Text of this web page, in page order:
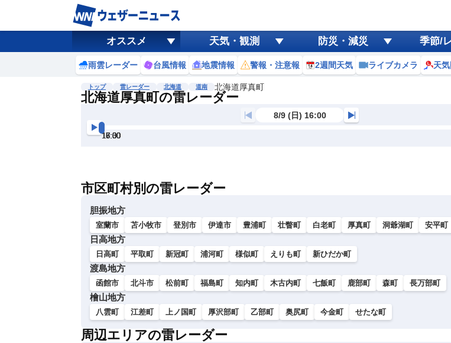
オススメ 天気・観測 防災・減災 季節/
雨雲レーダー 台風情報 地震情報 警報・注意報 2週間天気 ライブカメラ 天気
トップ 雷レーダー 北海道 道南 北海道厚真町
北海道厚真町の雷レーダー
8/9 (日) 16:00
16:00
16:30
17:00
17:30
18:00
18:30
市区町村別の雷レーダー
胆振地方
室蘭市 苫小牧市 登別市 伊達市 豊浦町 壮瞥町 白老町 厚真町 洞爺湖町 安平町
日高地方
日高町 平取町 新冠町 浦河町 様似町 えりも町 新ひだか町
渡島地方
函館市 北斗市 松前町 福島町 知内町 木古内町 七飯町 鹿部町 森町 長万部町
檜山地方
八雲町 江差町 上ノ国町 厚沢部町 乙部町 奥尻町 今金町 せたな町
周辺エリアの雷レーダー